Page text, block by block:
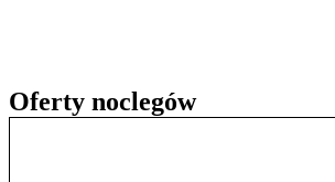
Oferty noclegów